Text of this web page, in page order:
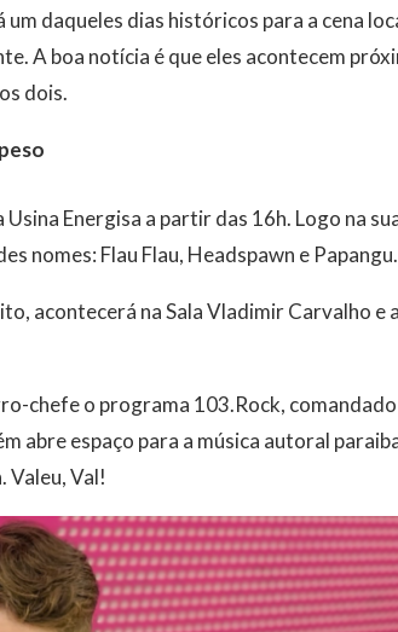
daqueles dias históricos para a cena
A boa notícia é que eles acontecem
dois.
Energisa a partir das 16h. Logo na
nomes: Flau Flau, Headspawn e Papangu.
acontecerá na Sala Vladimir Carvalho e
chefe o programa 103.Rock,
abre espaço para a música autoral
Valeu, Val!